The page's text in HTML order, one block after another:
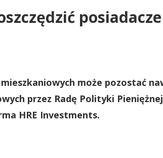
może pozostać
przez Radę Polityki
HRE Investments.